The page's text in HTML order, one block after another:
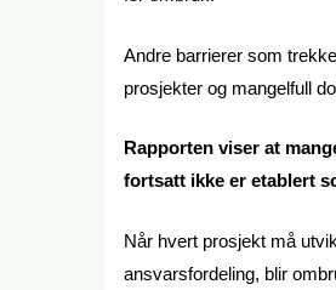
Andre barrierer som
prosjekter og mangelfull
Rapporten viser at
fortsatt ikke er etablert
Når hvert prosjekt må
ansvarsfordeling, blir